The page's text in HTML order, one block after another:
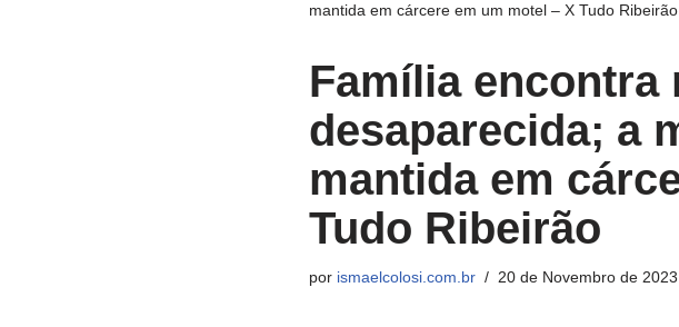
mantida em cárcere em um motel – X Tudo Ribeirão
Família encontra
desaparecida; a
mantida em
Tudo Ribeirão
por ismaelcolosi.com.br 20 de Novembro de 2023